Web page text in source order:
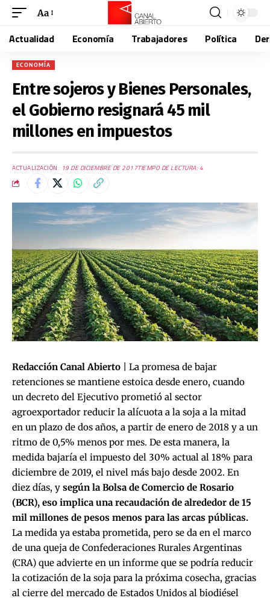
Aa
Actualidad Economía Trabajadores Política
ECONOMÍA
Entre sojeros y Bienes Personales,
el Gobierno resignará 45 mil
millones en impuestos
ACTUALIZACIÓN: 19 DE DICIEMBRE DE 2017TIEMPO DE LECTURA: 4
Redacción Canal Abierto | La promesa de bajar
retenciones se mantiene estoica desde enero, cuando
un decreto del Ejecutivo prometió al sector
agroexportador reducir la alícuota a la soja a la mitad
en un plazo de dos años, a partir de enero de 2018 y a un
ritmo de 0,5% menos por mes. De esta manera, la
medida bajaría el impuesto del 30% actual al 18% para
diciembre de 2019, el nivel más bajo desde 2002. En
diez días, y según la Bolsa de Comercio de Rosario
(BCR), eso implica una recaudación de alrededor de 15
mil millones de pesos menos para las arcas públicas.
La medida ya estaba prometida, pero se da en el marco
de una queja de Confederaciones Rurales Argentinas
(CRA) que advierte en un informe que se podría reducir
la cotización de la soja para la próxima cosecha, gracias
al cierre del mercado de Estados Unidos al biodiésel